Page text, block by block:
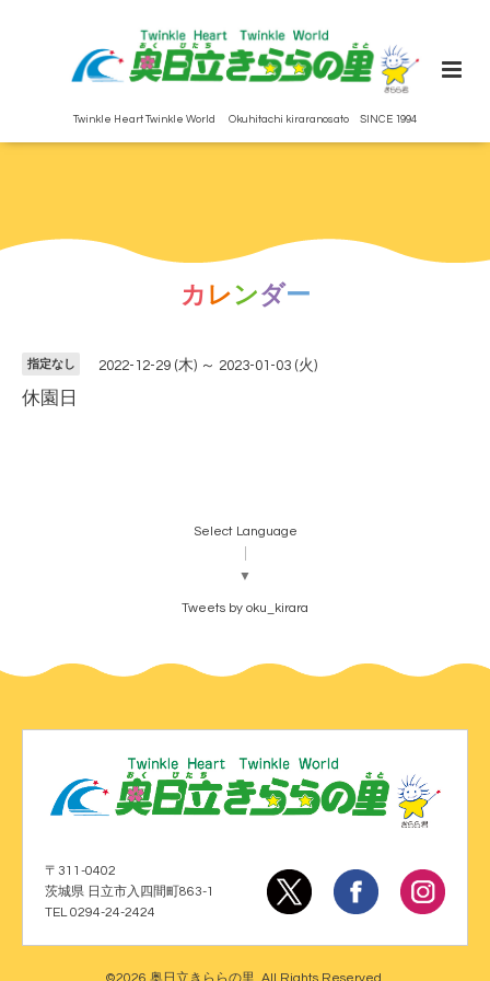
Twinkle Heart Twinkle World Okuhitachi kiraranosato SINCE 1994
カ レンダー
指定なし 2022-12-29 (木) ～ 2023-01-03 (火)
休園日
Select Language
▼
Tweets by oku_kirara
〒311-0402
茨城県 日立市入四間町863-1
TEL 0294-24-2424